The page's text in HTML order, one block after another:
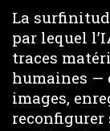
La
par lequel
traces
humaines —
images,
reconfigurer